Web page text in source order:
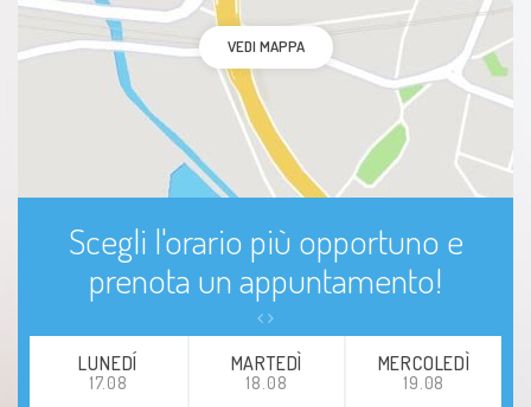
VEDI MAPPA
Scegli l'orario più opportuno e
prenota un appuntamento!
LUNEDÍ
17.08
MARTEDÌ
18.08
MERCOLEDÌ
19.08